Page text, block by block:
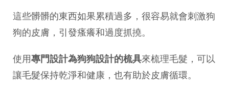
這些髒髒的東西如果累積過多，很容易就會刺激狗
狗的皮膚，引發瘙癢和過度抓撓。
使用專門設計為狗狗設計的梳具來梳理毛髮，可以
讓毛髮保持乾淨和健康，也有助於皮膚循環。